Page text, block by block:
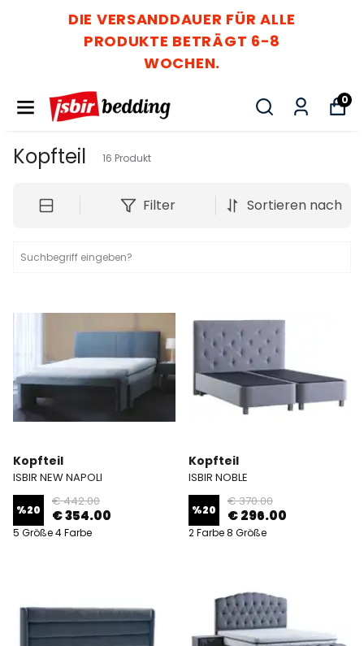
DIE VERSANDDAUER FÜR
PRODUKTE BETRÄGT 6-8
WOCHEN.
0
Kopfteil 16 Produkt
Filter Sortieren nach
Kopfteil
ISBIR NEW NAPOLI
%20
€ 442.00
€ 354.00
5 Größe 4 Farbe
Kopfteil
ISBIR NOBLE
%20
€ 370.00
€ 296.00
2 Farbe 8 Größe